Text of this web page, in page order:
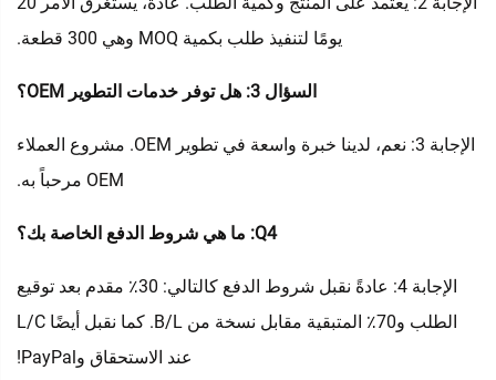
يومًا لتنفيذ طلب بكمية MOQ وهي 300 قطعة.
السؤال 3: هل توفر خدمات التطوير OEM؟
الإجابة 3: نعم، لدينا خبرة واسعة في تطوير OEM. مشروع العملاء
OEM مرحباً به.
Q4: ما هي شروط الدفع الخاصة بك؟
الإجابة 4: عادةً نقبل شروط الدفع كالتالي: 30٪ مقدم بعد توقيع
الطلب و70٪ المتبقية مقابل نسخة من B/L. كما نقبل أيضًا L/C
عند الاستحقاق وPayPal!